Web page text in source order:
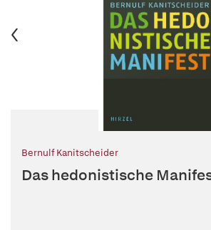
Bernulf Kanitscheider
Das hedonistische